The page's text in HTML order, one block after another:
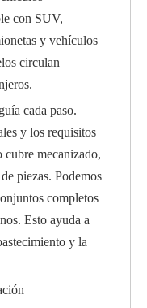
con SUV,
y vehículos
circulan
cada paso.
y los requisitos
cubre mecanizado,
piezas. Podemos
completos
Esto ayuda a
y la